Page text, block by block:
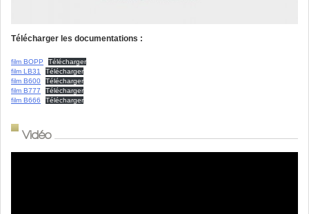
Télécharger les documentations :
film BOPP
Télécharger
film LB31
Télécharger
film B600
Télécharger
film B777
Télécharger
film B666
Télécharger
Vidéo